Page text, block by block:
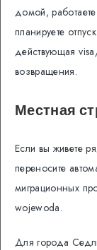
домой,
планируете
действующая
возвращения.
Местная
Если вы живете
переносите
миграционных
wojewoda.
Для города